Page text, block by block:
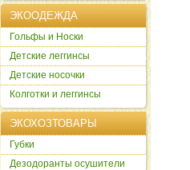
ЭКООДЕЖДА
Гольфы и Носки
Детские леггинсы
Детские носочки
Колготки и леггинсы
ЭКОХОЗТОВАРЫ
Губки
Дезодоранты осушители